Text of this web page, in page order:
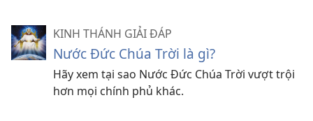
KINH THÁNH GIẢI ĐÁP
Nước Đức Chúa Trời là gì?
Hãy xem tại sao Nước Đức Chúa Trời vượt trội
hơn mọi chính phủ khác.